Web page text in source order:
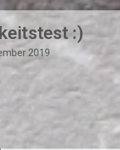
:)
2019